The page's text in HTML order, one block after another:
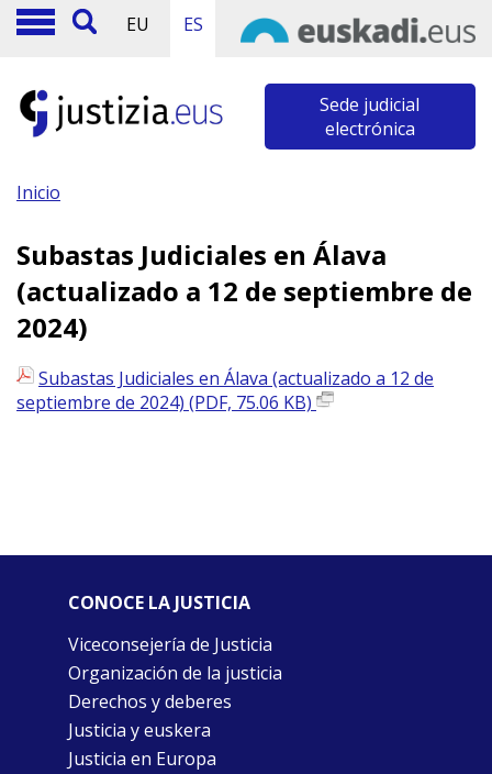
EU ES
Sede judicial
electrónica
Inicio
Subastas Judiciales en Álava
(actualizado a 12 de septiembre de
2024)
Subastas Judiciales en Álava (actualizado a 12 de
septiembre de 2024) (PDF, 75.06 KB)
CONOCE LA JUSTICIA
Viceconsejería de Justicia
Organización de la justicia
Derechos y deberes
Justicia y euskera
Justicia en Europa